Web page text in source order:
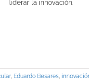
liderar la innovación.
, Eduardo Besares,